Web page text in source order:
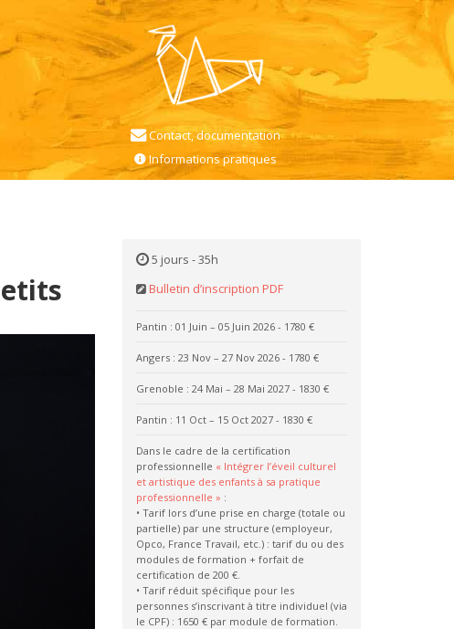
Contact, documentation
Informations pratiques
5 jours - 35h
Bulletin d’inscription PDF
Pantin : 01 Juin – 05 Juin 2026 - 1780 €
Angers : 23 Nov – 27 Nov 2026 - 1780 €
Grenoble : 24 Mai – 28 Mai 2027 - 1830 €
Pantin : 11 Oct – 15 Oct 2027 - 1830 €
Dans le cadre de la certification
professionnelle « Intégrer l’éveil culturel
et artistique des enfants à sa pratique
professionnelle » :
• Tarif lors d’une prise en charge (totale ou
partielle) par une structure (employeur,
Opco, France Travail, etc.) : tarif du ou des
modules de formation + forfait de
certification de 200 €.
• Tarif réduit spécifique pour les
personnes s’inscrivant à titre individuel (via
le CPF) : 1650 € par module de formation.